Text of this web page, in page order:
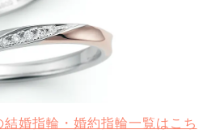
結婚指輪・婚約指輪一覧はこち